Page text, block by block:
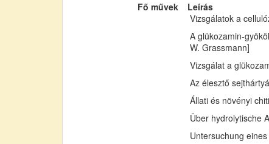
Fő művek
Leírás
Vizsgálatok a
A glükozamin-
W. Grassmann]
Vizsgálat a
Az élesztő
Állati és növényi
Über hydrolytische
Untersuchung